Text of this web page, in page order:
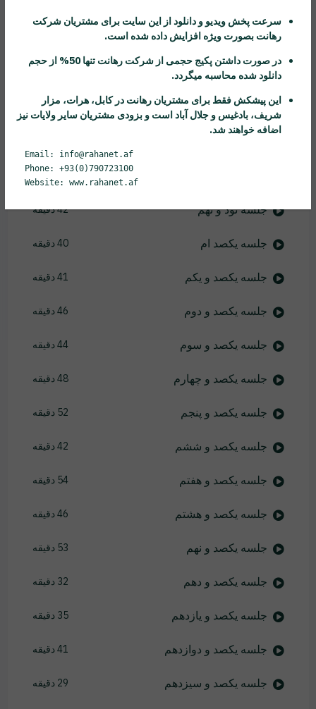
جلسه نود و چهارم
جلسه نود و پنجم
جلسه نود و ششم 37 دقیقه
28 دقیقه
جلسه نود و نهم 42 دقیقه
جلسه یکصد ام 40 دقیقه
جلسه یکصد و یکم 41 دقیقه
جلسه یکصد و دوم 46 دقیقه
جلسه یکصد و سوم 44 دقیقه
جلسه یکصد و چهارم 48 دقیقه
جلسه یکصد و پنجم 52 دقیقه
جلسه یکصد و ششم 42 دقیقه
جلسه یکصد و هفتم 54 دقیقه
جلسه یکصد و هشتم 46 دقیقه
جلسه یکصد و نهم 53 دقیقه
جلسه یکصد و دهم 32 دقیقه
جلسه یکصد و یازدهم 35 دقیقه
جلسه یکصد و دوازدهم 41 دقیقه
جلسه یکصد و سیزدهم 29 دقیقه
سرعت پخش ویدیو و دانلود از این سایت برای مشتریان شرکت
رهانت بصورت ویژه افزایش داده شده است.
در صورت داشتن پکیج حجمی از شرکت رهانت
تنها 50% از حجم
دانلود شده محاسبه میگردد.
این پیشکش فقط برای مشتریان رهانت در کابل، هرات، مزار
شریف، بادغیس و جلال آباد است و بزودی مشتریان سایر ولایات نیز
اضافه خواهند شد.
Email: info@rahanet.af
Phone: +93(0)790723100
Website: www.rahanet.af